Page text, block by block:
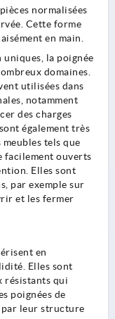
normalisées
Cette forme
en main.
uniques, la poignée
domaines.
utilisées dans
notamment
des charges
également très
tels que
facilement ouverts
Elles sont
par exemple sur
et les fermer
en
Elles sont
résistants qui
poignées de
par leur structure